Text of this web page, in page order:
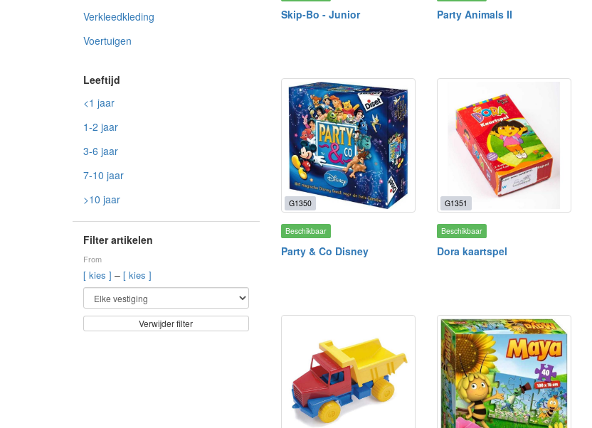
Verkleedkleding
Voertuigen
<1 jaar
1-2 jaar
3-6 jaar
7-10 jaar
>10 jaar
Filter artikelen
From
[ kies ] – [ kies ]
Verwijder filter
Skip-Bo - Junior Party Animals II
G1350
Beschikbaar
Party & Co Disney
G1351
Beschikbaar
Dora kaartspel